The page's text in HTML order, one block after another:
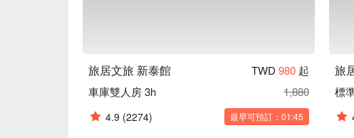
旅居文旅 新泰館 TWD 980 起
車庫雙人房 3h
1,880
4.9 (2274) 最早可預訂：01:45
旅
標